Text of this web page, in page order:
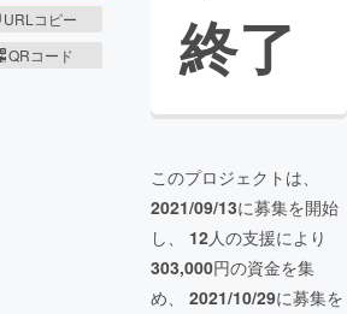
URLコピー
QRコード 終了
このプロジェクトは、
2021/09/13に募集を開始
し、 12人の支援により
303,000円の資金を集
め、 2021/10/29に募集を